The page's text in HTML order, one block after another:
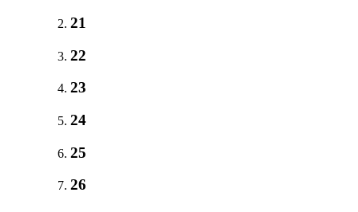
21
22
23
24
25
26